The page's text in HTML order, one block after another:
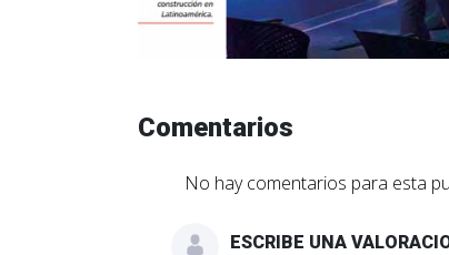
Comentarios
No hay comentarios para esta
ESCRIBE UNA